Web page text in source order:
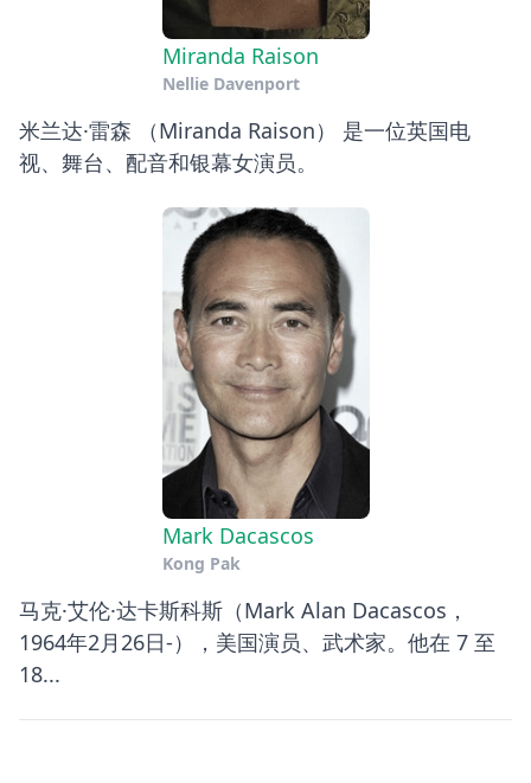
Miranda Raison
Nellie Davenport
米兰达·雷森 （Miranda Raison） 是一位英国电
视、舞台、配音和银幕女演员。
Mark Dacascos
Kong Pak
马克·艾伦·达卡斯科斯（Mark Alan Dacascos，
1964年2月26日-），美国演员、武术家。他在 7 至
18...